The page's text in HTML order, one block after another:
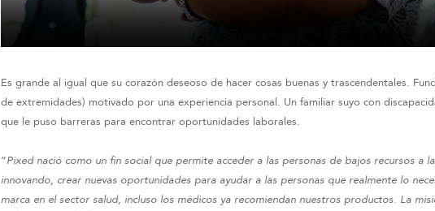
Es grande al igual que su corazón deseoso de hacer cosas buenas y trascendentales.
de extremidades) motivado por una experiencia personal. Un familiar suyo con
que le puso barreras para encontrar oportunidades laborales.
“Pixed nació como un fin social que permite acceder a las personas de bajos recursos a
innovando, crear nuevas oportunidades para ayudar a las personas que realmente lo
marca en el sector salud, incluso los médicos ya recomiendan nuestros productos. La